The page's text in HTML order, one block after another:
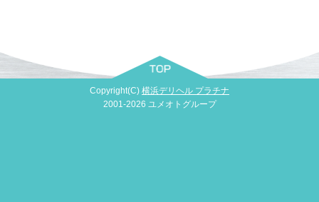
Copyright(C) 横浜デリヘル プラチナ
2001-2026 ユメオトグループ